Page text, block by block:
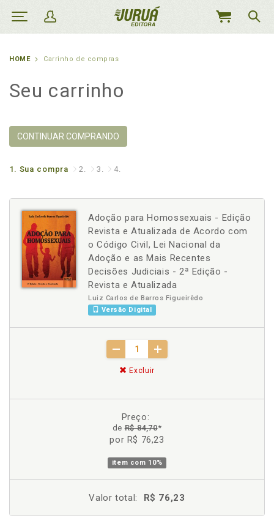
MEU
HOME Carrinho de compras
Seu carrinho
CONTINUAR COMPRANDO
1. Sua compra 2. 3. 4.
Adoção para Homossexuais - Edição
Revista e Atualizada de Acordo com
o Código Civil, Lei Nacional da
Adoção e as Mais Recentes
Decisões Judiciais - 2ª Edição -
Revista e Atualizada
Luiz Carlos de Barros Figueirêdo
Versão Digital
Excluir
Preço:
deR$ 84,70*
por R$ 76,23
item com 10%
Valor total: R$ 76,23